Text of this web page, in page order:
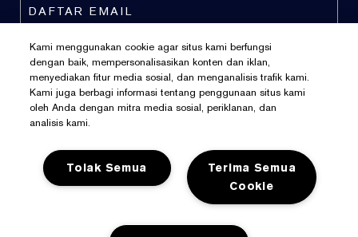
Kebijakan Pribadi
Syarat Dan Ketentuan
Kami menggunakan cookie agar situs kami berfungsi
dengan baik, mempersonalisasikan konten dan iklan,
menyediakan fitur media sosial, dan menganalisis trafik kami.
Kami juga berbagi informasi tentang penggunaan situs kami
oleh Anda dengan mitra media sosial, periklanan, dan
analisis kami.
Terima Semua
Cookie
Tolak Semua